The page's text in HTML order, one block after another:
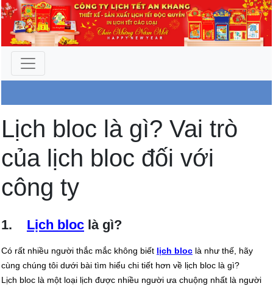
Công Ty An Khang
Lịch bloc là gì? Vai trò
của lịch bloc đối với
công ty
1. Lịch bloc là gì?
Có rất nhiều người thắc mắc không biết lịch bloc là như thế, hãy
cùng chúng tôi dưới bài tìm hiểu chi tiết hơn về lịch bloc là gì?
Lịch bloc là một loại lịch được nhiều người ưa chuộng nhất là người